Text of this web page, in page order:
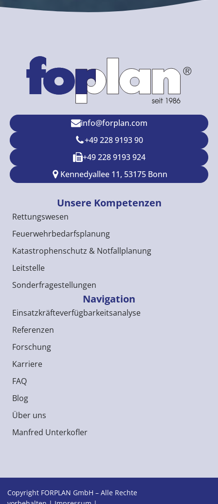
u
Unsere Kompetenzen
Rettungswesen
Feuerwehrbedarfsplanung
Katastrophenschutz & Notfallplanung
Leitstelle
Sonderfragestellungen
info@forplan.com
+49 228 9193 90
+49 228 9193 924
Kennedyallee 11, 53175 Bonn
Navigation
Einsatzkräfteverfügbarkeitsanalyse
Referenzen
Forschung
Karriere
FAQ
Blog
Über uns
Manfred Unterkofler
Copyright FORPLAN GmbH – Alle Rechte